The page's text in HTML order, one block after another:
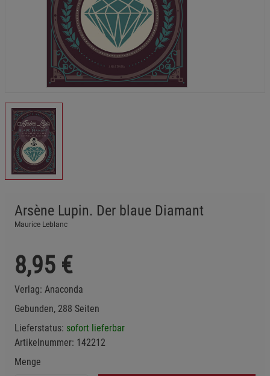
Arsène Lupin. Der blaue Diamant
Maurice Leblanc
8,95 €
Verlag: Anaconda
Gebunden, 288 Seiten
Lieferstatus: sofort lieferbar
Artikelnummer: 142212
Menge